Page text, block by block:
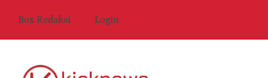
Box Redaksi Login